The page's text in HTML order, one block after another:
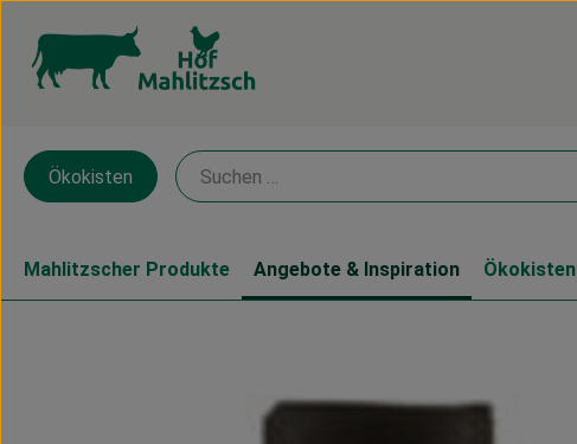
Ökokisten
Mahlitzscher Produkte Angebote & Inspiration Ökokisten